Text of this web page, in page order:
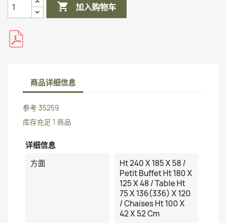
 加入购物车
商品详细信息
参考35259
库存充足 1 商品
详细信息
方面
Ht 240 X 185 X 58 /
Petit Buffet Ht 180 X
125 X 48 / Table Ht
75 X 136(336) X 120
/ Chaises Ht 100 X
42 X 52 Cm